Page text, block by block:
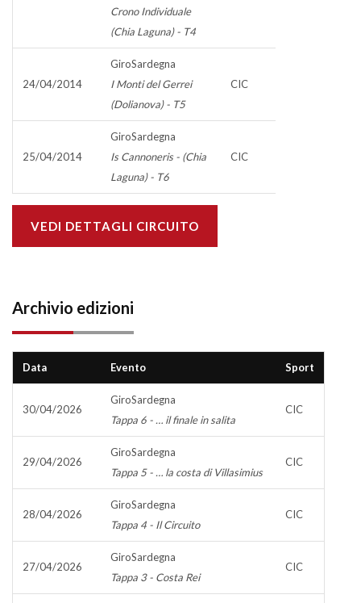
Crono Individuale
(Chia Laguna) - T4
24/04/2014
GiroSardegna
I Monti del Gerrei
(Dolianova) - T5
CIC
25/04/2014
GiroSardegna
Is Cannoneris - (Chia
Laguna) - T6
CIC
VEDI DETTAGLI CIRCUITO
Archivio edizioni
Data Evento Sport
30/04/2026
GiroSardegna
Tappa 6 - … il finale in salita
CIC
29/04/2026
GiroSardegna
Tappa 5 - … la costa di Villasimius
CIC
28/04/2026
GiroSardegna
Tappa 4 - Il Circuito
CIC
27/04/2026
GiroSardegna
Tappa 3 - Costa Rei
CIC